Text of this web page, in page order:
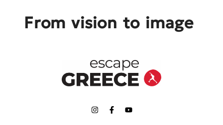
From vision to image